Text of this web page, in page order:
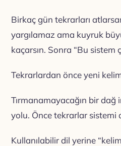
Birkaç gün tekrarları
yargılamaz ama kuyruk
kaçarsın. Sonra “Bu sistem
Tekrarlardan önce yeni
Tırmanamayacağın bir dağ
yolu. Önce tekrarlar sistemi
Kullanılabilir dil yerine